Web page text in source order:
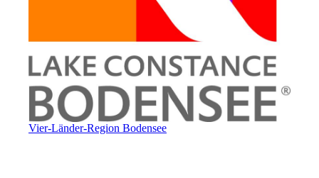
Vier-Länder-Region Bodensee